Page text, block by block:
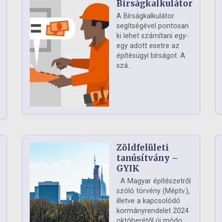
Bírságkalkulátor
A Bírságkalkulátor
segítségével pontosan
ki lehet számítani egy-
egy adott esetre az
építésügyi bírságot. A
szá...
Zöldfelületi
tanúsítvány –
GYIK
A Magyar építészetről
szóló törvény (Méptv.),
illetve a kapcsolódó
kormányrendelet 2024